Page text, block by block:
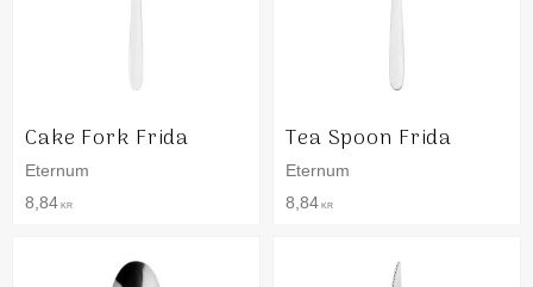
Cake Fork Frida
Eternum
8,84 KR
Tea Spoon Frida
Eternum
8,84 KR